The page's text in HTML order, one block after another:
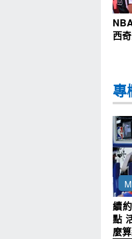
西
專
續
點
麼